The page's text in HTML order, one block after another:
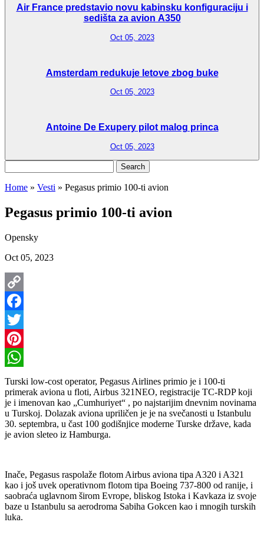
Air France predstavio novu kabinsku konfiguraciju i
sedišta za avion A350
Oct 05, 2023
Amsterdam redukuje letove zbog buke
Oct 05, 2023
Antoine De Exupery pilot malog princa
Oct 05, 2023
for:
Home » Vesti » Pegasus primio 100-ti avion
Pegasus primio 100-ti avion
Opensky
Oct 05, 2023
Copy
Link
Facebook
Twitter
Pinterest
WhatsApp
Turski low-cost operator, Pegasus Airlines primio je i 100-ti
primerak aviona u floti, Airbus 321NEO, registracije TC-RDP koji
je i imenovan kao „Cumhuriyet“ , po najstarijim dnevnim novinama
u Turskoj. Dolazak aviona upriličen je je na svečanosti u Istanbulu
30. septembra, u čast 100 godišnjice moderne Turske države, kada
je avion sleteo iz Hamburga.
Inače, Pegasus raspolaže flotom Airbus aviona tipa A320 i A321
kao i još uvek operativnom flotom tipa Boeing 737-800 od ranije, i
saobraća uglavnom širom Evrope, bliskog Istoka i Kavkaza iz svoje
baze u Istanbulu sa aerodroma Sabiha Gokcen kao i mnogih turskih
luka.